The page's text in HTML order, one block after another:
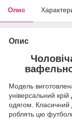
Опис
Опис
Модель
універсальний
одягом. Класичний
роблять цю